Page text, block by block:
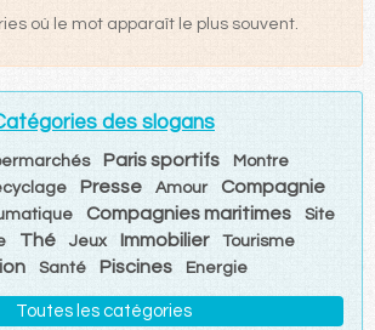
où le mot apparaît le plus souvent.
des slogans
Paris sportifs Montre
Presse Amour
Compagnie
Compagnies maritimes
Site
Thé Jeux Immobilier Tourisme
Santé Piscines Energie
Toutes les catégories